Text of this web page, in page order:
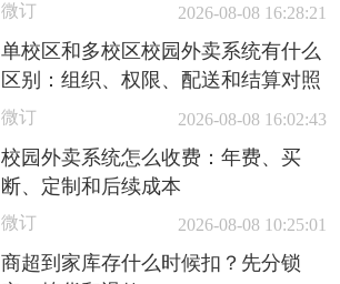
微订 2026-08-08 16:28:21
单校区和多校区校园外卖系统有什么
区别：组织、权限、配送和结算对照
微订 2026-08-08 16:02:43
校园外卖系统怎么收费：年费、买
断、定制和后续成本
微订 2026-08-08 10:25:01
商超到家库存什么时候扣？先分锁